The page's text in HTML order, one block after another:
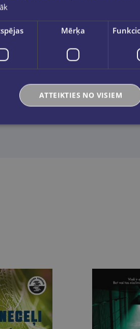
ir angļu izcelsmes
episks mērogā un lirisks
Mērķa
ATTEIKTIES NO VISIEM